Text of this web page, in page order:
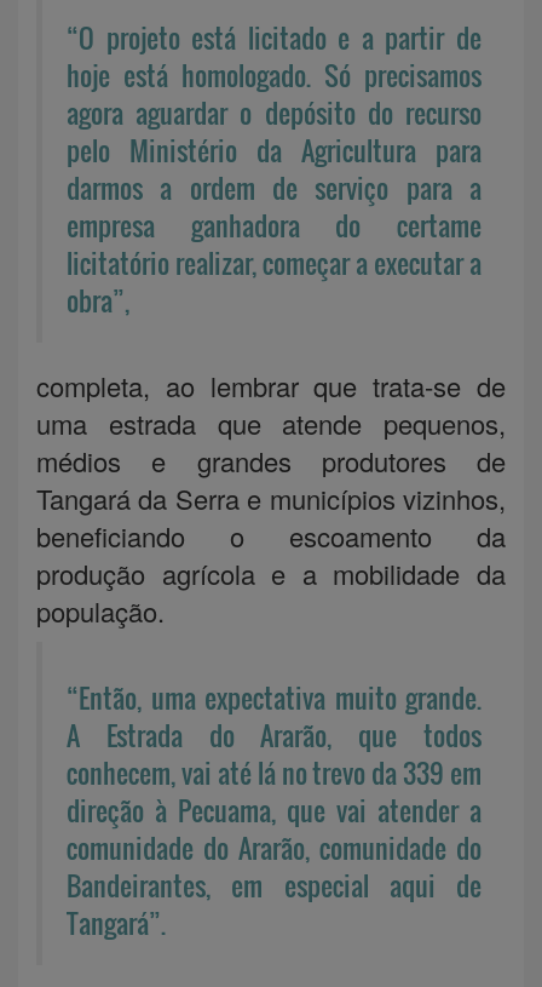
“O projeto está licitado e a partir de
hoje está homologado. Só precisamos
agora aguardar o depósito do recurso
pelo Ministério da Agricultura para
darmos a ordem de serviço para a
empresa ganhadora do certame
licitatório realizar, começar a executar a
obra”,
completa, ao lembrar que trata-se de
uma estrada que atende pequenos,
médios e grandes produtores de
Tangará da Serra e municípios vizinhos,
beneficiando o escoamento da
produção agrícola e a mobilidade da
população.
“Então, uma expectativa muito grande.
A Estrada do Ararão, que todos
conhecem, vai até lá no trevo da 339 em
direção à Pecuama, que vai atender a
comunidade do Ararão, comunidade do
Bandeirantes, em especial aqui de
Tangará”.